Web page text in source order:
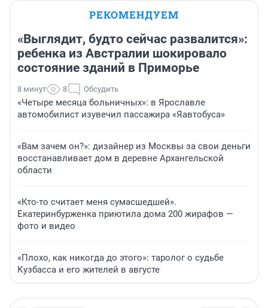
РЕКОМЕНДУЕМ
«Выглядит, будто сейчас развалится»:
ребенка из Австралии шокировало
состояние зданий в Приморье
8 минут 8 Обсудить
«Четыре месяца больничных»: в Ярославле
автомобилист изувечил пассажира «Яавтобуса»
«Вам зачем он?»: дизайнер из Москвы за свои деньги
восстанавливает дом в деревне Архангельской
области
«Кто-то считает меня сумасшедшей».
Екатеринбурженка приютила дома 200 жирафов —
фото и видео
«Плохо, как никогда до этого»: таролог о судьбе
Кузбасса и его жителей в августе